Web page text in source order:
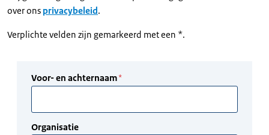
over ons privacybeleid.
Verplichte velden zijn gemarkeerd met een *.